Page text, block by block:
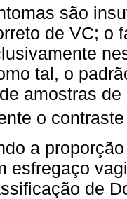
são
de VC; o
tal, o
amostras
o
a
esfregaço
de